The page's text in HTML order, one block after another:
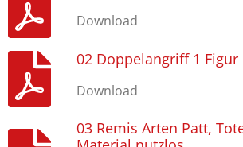
Download
02 Doppelangriff 1 Figur
Download
03 Remis Arten Patt,